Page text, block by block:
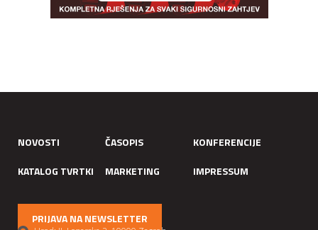
NOVOSTI ČASOPIS
KONFERENCIJE
KATALOG TVRTKI
MARKETING IMPRESSUM
PRIJAVA NA NEWSLETTER